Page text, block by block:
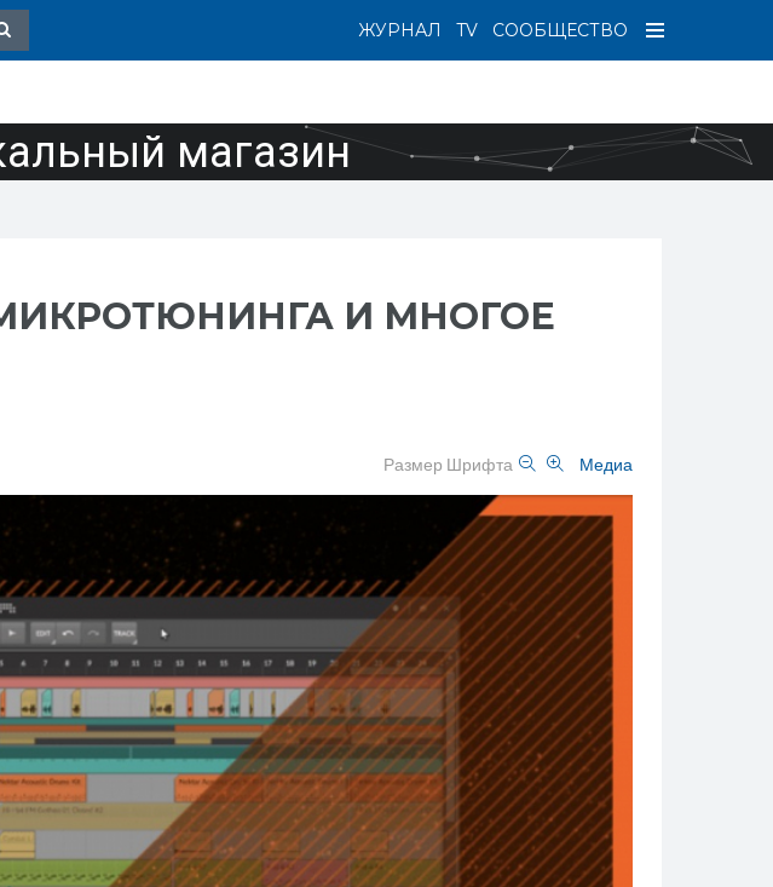
СООБЩЕСТВО
TV
ЖУРНАЛ
магазин
МИКРОТЮНИНГА И МНОГОЕ
Размер Шрифта
Медиа